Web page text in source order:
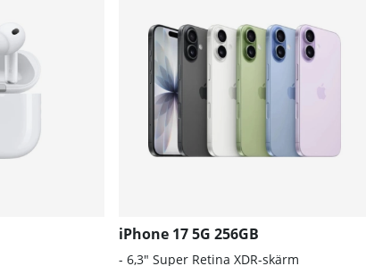
iPhone 17 5G 256GB
- 6,3" Super Retina XDR-skärm